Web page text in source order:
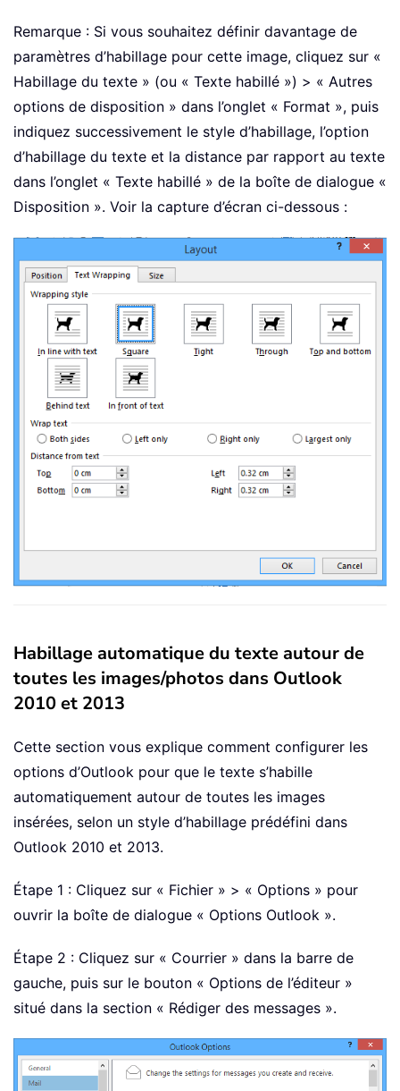
Remarque : Si vous souhaitez définir davantage de
paramètres d’habillage pour cette image, cliquez sur «
Habillage du texte » (ou « Texte habillé ») > « Autres
options de disposition » dans l’onglet « Format », puis
indiquez successivement le style d’habillage, l’option
d’habillage du texte et la distance par rapport au texte
dans l’onglet « Texte habillé » de la boîte de dialogue «
Disposition ». Voir la capture d’écran ci-dessous :
Habillage automatique du texte autour de
toutes les images/photos dans Outlook
2010 et 2013
Cette section vous explique comment configurer les
options d’Outlook pour que le texte s’habille
automatiquement autour de toutes les images
insérées, selon un style d’habillage prédéfini dans
Outlook 2010 et 2013.
Étape 1 : Cliquez sur « Fichier » > « Options » pour
ouvrir la boîte de dialogue « Options Outlook ».
Étape 2 : Cliquez sur « Courrier » dans la barre de
gauche, puis sur le bouton « Options de l’éditeur »
situé dans la section « Rédiger des messages ».